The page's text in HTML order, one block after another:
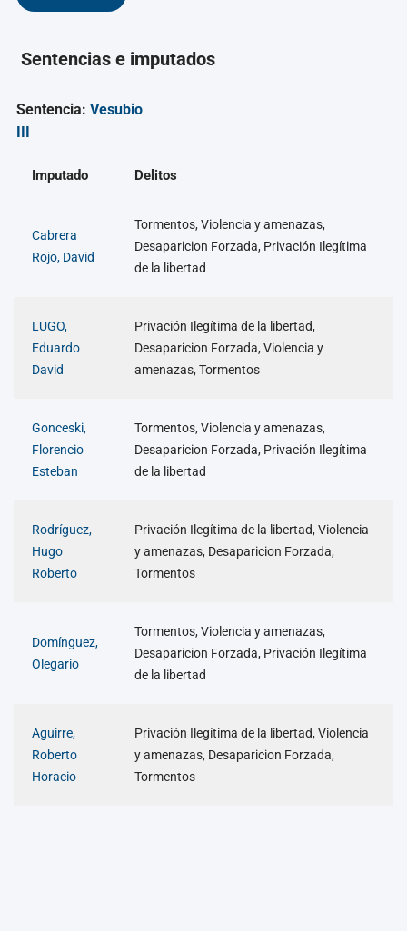
Sentencias e imputados
Sentencia:Vesubio
III
Imputado Delitos
Cabrera
Rojo, David
Tormentos, Violencia y amenazas,
Desaparicion Forzada, Privación Ilegítima
de la libertad
LUGO,
Eduardo
David
Privación Ilegítima de la libertad,
Desaparicion Forzada, Violencia y
amenazas, Tormentos
Gonceski,
Florencio
Esteban
Tormentos, Violencia y amenazas,
Desaparicion Forzada, Privación Ilegítima
de la libertad
Rodríguez,
Hugo
Roberto
Privación Ilegítima de la libertad, Violencia
y amenazas, Desaparicion Forzada,
Tormentos
Domínguez,
Olegario
Tormentos, Violencia y amenazas,
Desaparicion Forzada, Privación Ilegítima
de la libertad
Aguirre,
Roberto
Horacio
Privación Ilegítima de la libertad, Violencia
y amenazas, Desaparicion Forzada,
Tormentos